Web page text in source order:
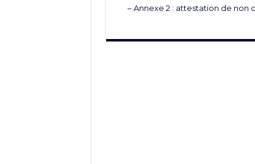
–Annexe 2 : attestation de non